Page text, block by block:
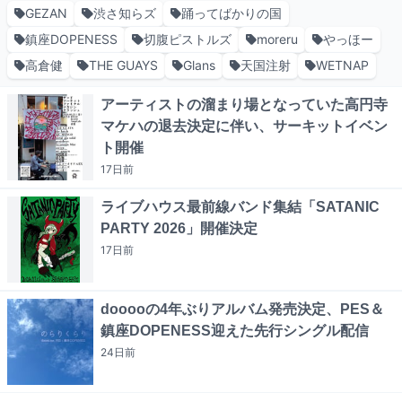
GEZAN 渋さ知らズ
踊ってばかりの国
鎮座DOPENESS
切腹ピストルズ moreru
やっほー
高倉健
THE GUAYS Glans 天国注射 WETNAP
アーティストの溜まり場となっていた高円寺
マケハの退去決定に伴い、サーキットイベン
ト開催
17日前
ライブハウス最前線バンド集結「SATANIC
PARTY 2026」開催決定
17日前
dooooの4年ぶりアルバム発売決定、PES＆
鎮座DOPENESS迎えた先行シングル配信
24日前